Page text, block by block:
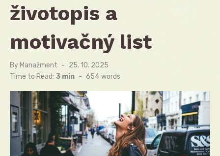
životopis a
motivačný list
By Manažment
Posted
on
25. 10. 2025
Time to Read: 3 min - 654 words